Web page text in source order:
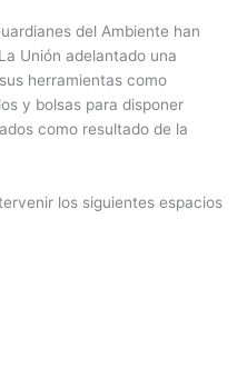
del Ambiente han
Unión adelantado una
herramientas como
y bolsas para disponer
como resultado de la
los siguientes espacios